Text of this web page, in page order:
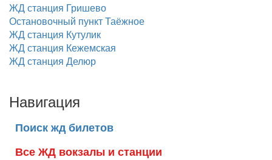
ЖД станция Гришево
Остановочный пункт Таёжное
ЖД станция Кутулик
ЖД станция Кежемская
ЖД станция Делюр
Навигация
Поиск жд билетов
Все ЖД вокзалы и станции